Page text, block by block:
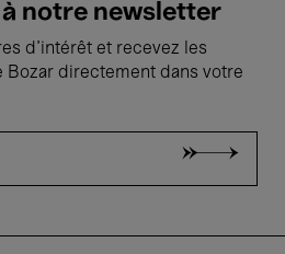
notre newsletter
d'intérêt et recevez les
Bozar directement dans votre